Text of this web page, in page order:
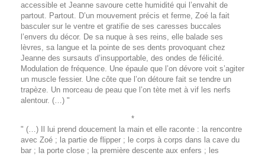
accessible et Jeanne savoure cette humidité qui l’envahit de
partout. Partout. D’un mouvement précis et ferme, Zoé la fait
basculer sur le ventre et gratifie de ses caresses buccales
l’envers du décor. De sa nuque à ses reins, elle balade ses
lèvres, sa langue et la pointe de ses dents provoquant chez
Jeanne des sursauts d’insupportable, des ondes de félicité.
Modulation de fréquence. Une épaule que l’on dévore voit s’agiter
un muscle fessier. Une côte que l’on détoure fait se tendre un
trapèze. Un morceau de peau que l’on tète met à vif les nerfs
alentour. (…) "
*
" (…) Il lui prend doucement la main et elle raconte : la rencontre
avec Zoé ; la partie de flipper ; le corps à corps dans la cave du
bar ; la porte close ; la première descente aux enfers ; les